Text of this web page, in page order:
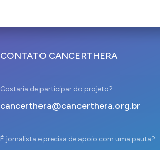
CONTATO CANCERTHERA
Gostaria de participar do projeto?
cancerthera@cancerthera.org.br
É jornalista e precisa de apoio com uma pauta?